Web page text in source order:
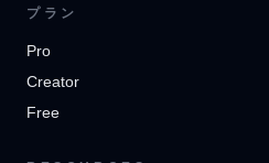
プラン
Pro
Creator
Free